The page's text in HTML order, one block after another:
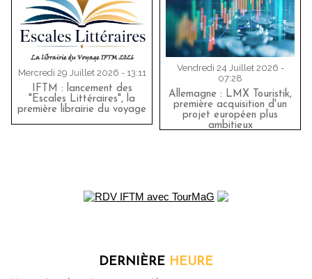
Mercredi 29 Juillet 2026 - 13:11
IFTM : lancement des
"Escales Littéraires", la
première librairie du voyage
Vendredi 24 Juillet 2026 -
07:28
Allemagne : LMX Touristik,
première acquisition d'un
projet européen plus
ambitieux
DERNIÈRE HEURE